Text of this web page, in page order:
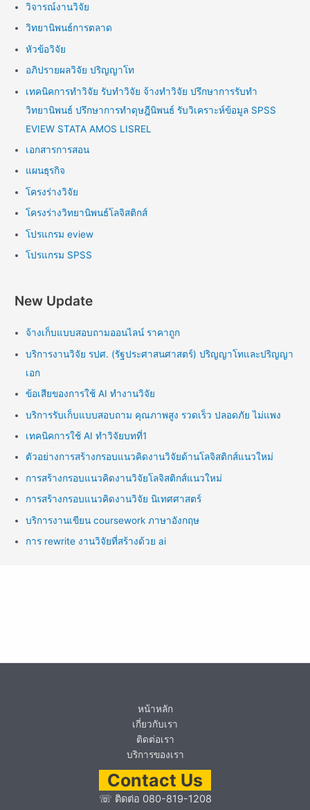
วิจารณ์งานวิจัย
วิทยานิพนธ์การตลาด
หัวข้อวิจัย
อภิปรายผลวิจัย ปริญญาโท
เทคนิคการทำวิจัย รับทำวิจัย จ้างทำวิจัย ปรึกษาการรับทำ
วิทยานิพนธ์ ปรึกษาการทำดุษฎีนิพนธ์ รับวิเคราะห์ข้อมูล SPSS
EVIEW STATA AMOS LISREL
เอกสารการสอน
แผนธุรกิจ
โครงร่างวิจัย
โครงร่างวิทยานิพนธ์โลจิสติกส์
โปรแกรม eview
โปรแกรม SPSS
New Update
จ้างเก็บแบบสอบถามออนไลน์ ราคาถูก
บริการงานวิจัย รปศ. (รัฐประศาสนศาสตร์) ปริญญาโทและปริญญา
เอก
ข้อเสียของการใช้ AI ทำงานวิจัย
บริการรับเก็บแบบสอบถาม คุณภาพสูง รวดเร็ว ปลอดภัย ไม่แพง
เทคนิคการใช้ AI ทำวิจัยบทที่1
ตัวอย่างการสร้างกรอบแนวคิดงานวิจัยด้านโลจิสติกส์แนวใหม่
การสร้างกรอบแนวคิดงานวิจัยโลจิสติกส์แนวใหม่
การสร้างกรอบแนวคิดงานวิจัย นิเทศศาสตร์
บริการงานเขียน coursework ภาษาอังกฤษ
การ rewrite งานวิจัยที่สร้างด้วย ai
หน้าหลัก
เกี่ยวกับเรา
ติดต่อเรา
บริการของเรา
Contact Us
☏ ติดต่อ 080-819-1208